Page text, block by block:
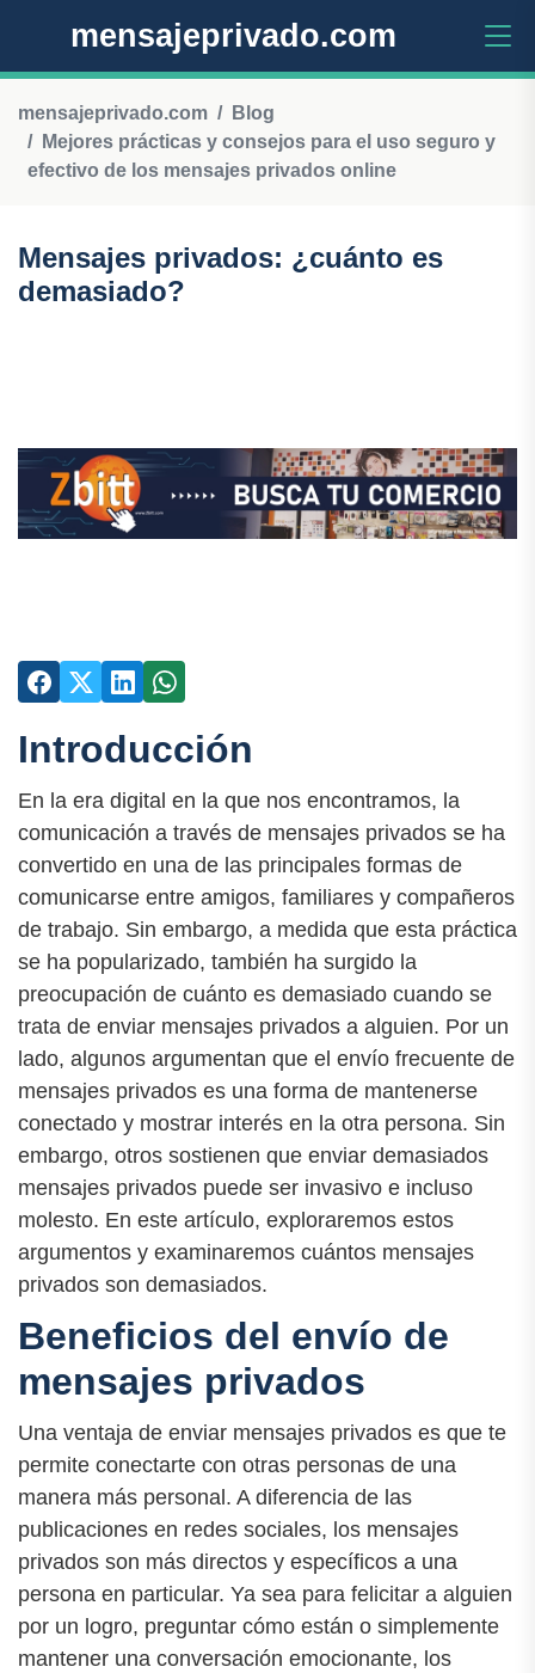
mensajeprivado.com
mensajeprivado.com
Blog
Mejores prácticas y consejos para el uso seguro y
efectivo de los mensajes privados online
Mensajes privados: ¿cuánto es
demasiado?
Introducción
En la era digital en la que nos encontramos, la
comunicación a través de mensajes privados se ha
convertido en una de las principales formas de
comunicarse entre amigos, familiares y compañeros
de trabajo. Sin embargo, a medida que esta práctica
se ha popularizado, también ha surgido la
preocupación de cuánto es demasiado cuando se
trata de enviar mensajes privados a alguien. Por un
lado, algunos argumentan que el envío frecuente de
mensajes privados es una forma de mantenerse
conectado y mostrar interés en la otra persona. Sin
embargo, otros sostienen que enviar demasiados
mensajes privados puede ser invasivo e incluso
molesto. En este artículo, exploraremos estos
argumentos y examinaremos cuántos mensajes
privados son demasiados.
Beneficios del envío de
mensajes privados
Una ventaja de enviar mensajes privados es que te
permite conectarte con otras personas de una
manera más personal. A diferencia de las
publicaciones en redes sociales, los mensajes
privados son más directos y específicos a una
persona en particular. Ya sea para felicitar a alguien
por un logro, preguntar cómo están o simplemente
mantener una conversación emocionante, los